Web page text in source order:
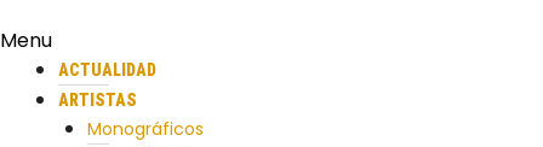
Menu
ACTUALIDAD
ARTISTAS
Monográficos